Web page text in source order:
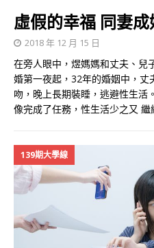
虛假的幸福 同妻
2018 年 12 月 15 日
在旁人眼中，煜媽媽和丈夫、兒
婚第一夜起，32年的婚姻中，
吻，晚上長期裝睡，逃避性生活
像完成了任務，性生活少之又 繼
139期大學線